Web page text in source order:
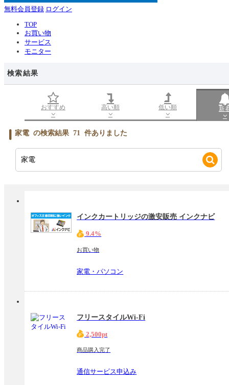
無料会員登録 ログイン
TOP
お買い物
サービス
モニター
検索結果
おすすめ 高い順 低い順 新
家電 の検索結果 71 件ありました
インクカートリッジの激安販売 インクナビ
9.4%
お買い物
家電・パソコン
フリースタイルWi-Fi
2,500pt
商品購入完了
通信サービス申込み